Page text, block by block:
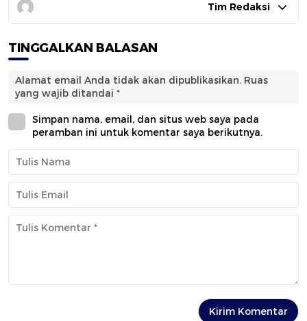
Tim Redaksi
TINGGALKAN BALASAN
Alamat email Anda tidak akan dipublikasikan. Ruas
yang wajib ditandai *
Simpan nama, email, dan situs web saya pada
peramban ini untuk komentar saya berikutnya.